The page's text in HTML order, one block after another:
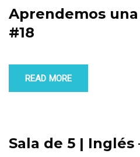
Aprendemos
#18
READ MORE
Sala de 5 | Inglés